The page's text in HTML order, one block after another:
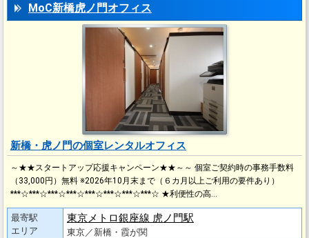
MoC新橋虎ノ門オフィス
新橋・虎ノ門の個室レンタルオフィス
～★★スタートアップ応援キャンペーン★★～～ 個室ご契約時の事務手数料
（33,000円）無料 ※2026年10月末まで（６カ月以上ご利用の要件あり）
***☆***☆***☆***☆***☆***☆***☆***☆ ★利便性の高…
最寄駅
エリア
東京メトロ銀座線 虎ノ門駅
東京／新橋・霞が関